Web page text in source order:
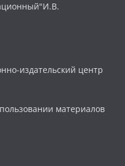
издательский центр
материалов